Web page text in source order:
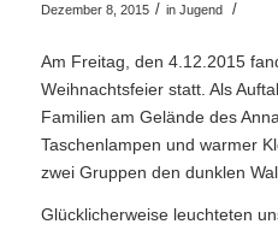
Dezember 8, 2015 / in Jugend /
Am Freitag, den 4.12.2015
Weihnachtsfeier statt. Als
Familien am Gelände des
Taschenlampen und warmer
zwei Gruppen den dunklen
Glücklicherweise leuchteten